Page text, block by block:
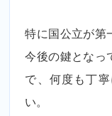
特に国公立が第
今後の鍵となっ
で、何度も丁
い。